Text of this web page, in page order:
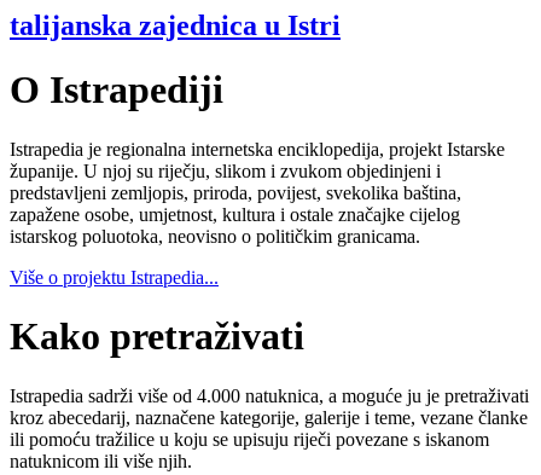
talijanska zajednica u Istri
O Istrapediji
Istrapedia je regionalna internetska enciklopedija, projekt Istarske
županije. U njoj su riječju, slikom i zvukom objedinjeni i
predstavljeni zemljopis, priroda, povijest, svekolika baština,
zapažene osobe, umjetnost, kultura i ostale značajke cijelog
istarskog poluotoka, neovisno o političkim granicama.
Više o projektu Istrapedia...
Kako pretraživati
Istrapedia sadrži više od 4.000 natuknica, a moguće ju je pretraživati
kroz abecedarij, naznačene kategorije, galerije i teme, vezane članke
ili pomoću tražilice u koju se upisuju riječi povezane s iskanom
natuknicom ili više njih.